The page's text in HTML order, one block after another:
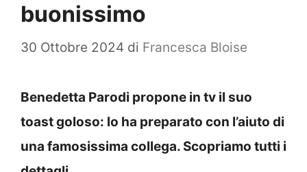
buonissimo
30 Ottobre 2024 di Francesca Bloise
Benedetta Parodi propone in tv il suo
toast goloso: lo ha preparato con l’aiuto di
una famosissima collega. Scopriamo tutti i